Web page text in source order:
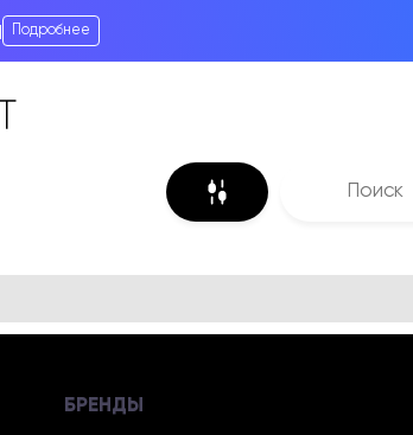
Подробнее
БРЕНДЫ